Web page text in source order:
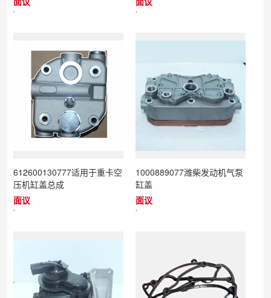
'
'
612600130777适用于重卡空
压机缸盖总成
面议
'
1000889077潍柴发动机气泵
缸盖
面议
'